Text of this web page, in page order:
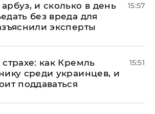
и сколько в день
без вреда для
эксперты
15:57
как Кремль
среди украинцев, и
поддаваться
15:51